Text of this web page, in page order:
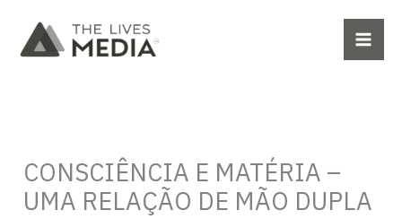
para
CONSCIÊNCIA E MATÉRIA –
UMA RELAÇÃO DE MÃO DUPLA